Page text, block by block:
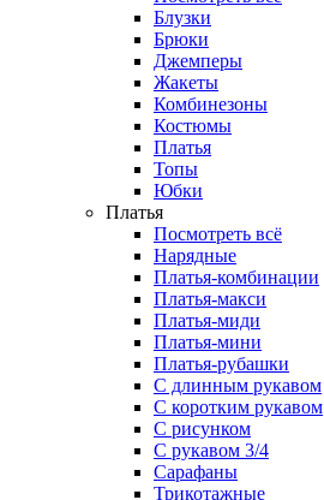
Блузки
Брюки
Джемперы
Жакеты
Комбинезоны
Костюмы
Платья
Топы
Юбки
Платья
Посмотреть всё
Нарядные
Платья-комбинации
Платья-макси
Платья-миди
Платья-мини
Платья-рубашки
С длинным рукавом
С коротким рукавом
С рисунком
С рукавом 3/4
Сарафаны
Трикотажные